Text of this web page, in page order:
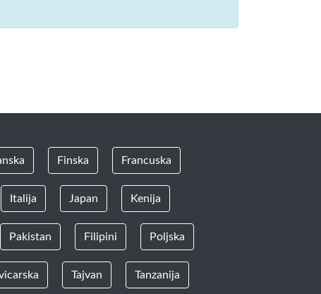
Finska Francuska
Italija Japan Kenija
Pakistan Filipini Poljska
Tajvan Tanzanija